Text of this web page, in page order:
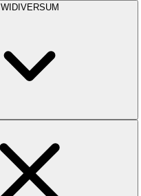
WIDIVERSUM